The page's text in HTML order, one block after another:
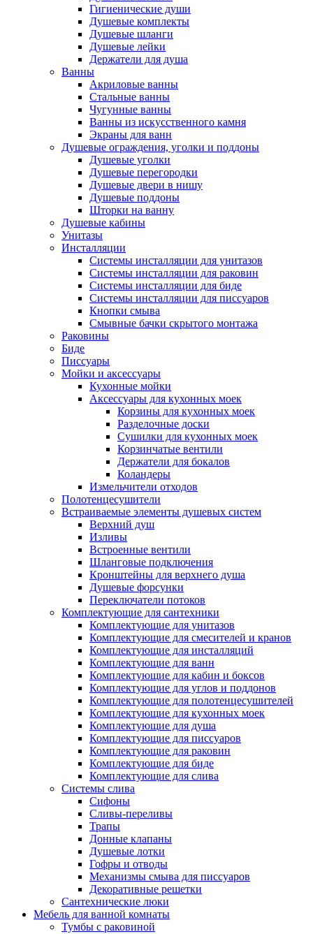
Гигиенические души
Душевые комплекты
Душевые шланги
Душевые лейки
Держатели для душа
Ванны
Акриловые ванны
Стальные ванны
Чугунные ванны
Ванны из искусственного камня
Экраны для ванн
Душевые ограждения, уголки и поддоны
Душевые уголки
Душевые перегородки
Душевые двери в нишу
Душевые поддоны
Шторки на ванну
Душевые кабины
Унитазы
Инсталляции
Системы инсталляции для унитазов
Системы инсталляции для раковин
Системы инсталляции для биде
Системы инсталляции для писсуаров
Кнопки смыва
Смывные бачки скрытого монтажа
Раковины
Биде
Писсуары
Мойки и аксессуары
Кухонные мойки
Аксессуары для кухонных моек
Корзины для кухонных моек
Разделочные доски
Сушилки для кухонных моек
Корзинчатые вентили
Держатели для бокалов
Коландеры
Измельчители отходов
Полотенцесушители
Встраиваемые элементы душевых систем
Верхний душ
Изливы
Встроенные вентили
Шланговые подключения
Кронштейны для верхнего душа
Душевые форсунки
Переключатели потоков
Комплектующие для сантехники
Комплектующие для унитазов
Комплектующие для смесителей и кранов
Комплектующие для инсталляций
Комплектующие для ванн
Комплектующие для кабин и боксов
Комплектующие для углов и поддонов
Комплектующие для полотенцесушителей
Комплектующие для кухонных моек
Комплектующие для душа
Комплектующие для писсуаров
Комплектующие для раковин
Комплектующие для биде
Комплектующие для слива
Системы слива
Сифоны
Сливы-переливы
Трапы
Донные клапаны
Душевые лотки
Гофры и отводы
Механизмы смыва для писсуаров
Декоративные решетки
Сантехнические люки
Мебель для ванной комнаты
Тумбы с раковиной